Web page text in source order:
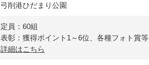
弓削港ひだまり公園
定員：60組
表彰：獲得ポイント1～6位、各種フォト賞等
詳細はこちら